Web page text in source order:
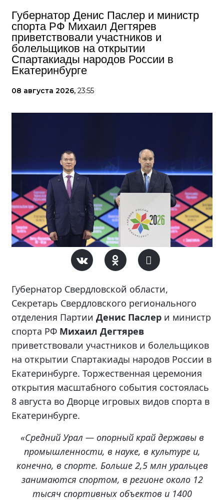
Губернатор Денис Паслер и министр
спорта РФ Михаил Дегтярев
приветствовали участников и
болельщиков на открытии
Спартакиады народов России в
Екатеринбурге
08 августа 2026, 23:55
Губернатор Свердловской области,
Секретарь Свердловского регионального
отделения Партии Денис Паслер и министр
спорта РФ Михаил Дегтярев
приветствовали участников и болельщиков
на открытии Спартакиады народов России в
Екатеринбурге. Торжественная церемония
открытия масштабного события состоялась
8 августа во Дворце игровых видов спорта в
Екатеринбурге.
«Средний Урал — опорный край державы в
промышленности, в науке, в культуре и,
конечно, в спорте. Больше 2,5 млн уральцев
занимаются спортом, в регионе около 12
тысяч спортивных объектов и 1400